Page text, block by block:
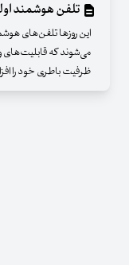
تلفن هوشمند
این روزها تلفن‌های
می‌شوند که قابلیت‌های
ظرفیت باطری خود را